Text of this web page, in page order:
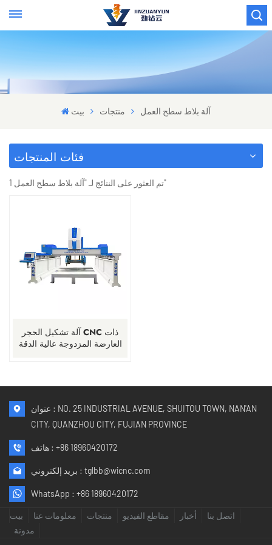
بيت منتجات آلة بلاط سطح العمل
فئات المنتجات
1 تم العثور على النتائج لـ "آلة بلاط سطح العمل"
آلة تشكيل الحجر CNC ذات
العارضة المزدوجة عالية الدقة
عنوان : NO. 25 INDUSTRIAL AVENUE, SHUITOU TOWN, NAN'AN
CITY, QUANZHOU CITY, FUJIAN PROVINCE
هاتف : +86 18960420172
بريد إلكتروني : tglbb@wicnc.com
WhatsApp : +86 18960420172
بيت معلومات عنا منتجات مقاطع الفيديو أخبار
اتصل بنا
مدونة